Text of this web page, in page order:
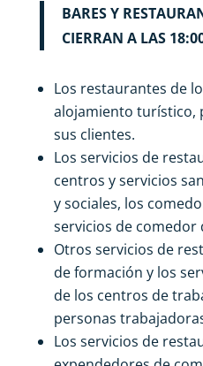
BARES Y
CIERRAN A LAS
Los restaurantes de
alojamiento turístico,
sus clientes.
Los servicios de
centros y servicios
y sociales, los
servicios de comedor
Otros servicios de
de formación y los
de los centros de
personas
Los servicios de